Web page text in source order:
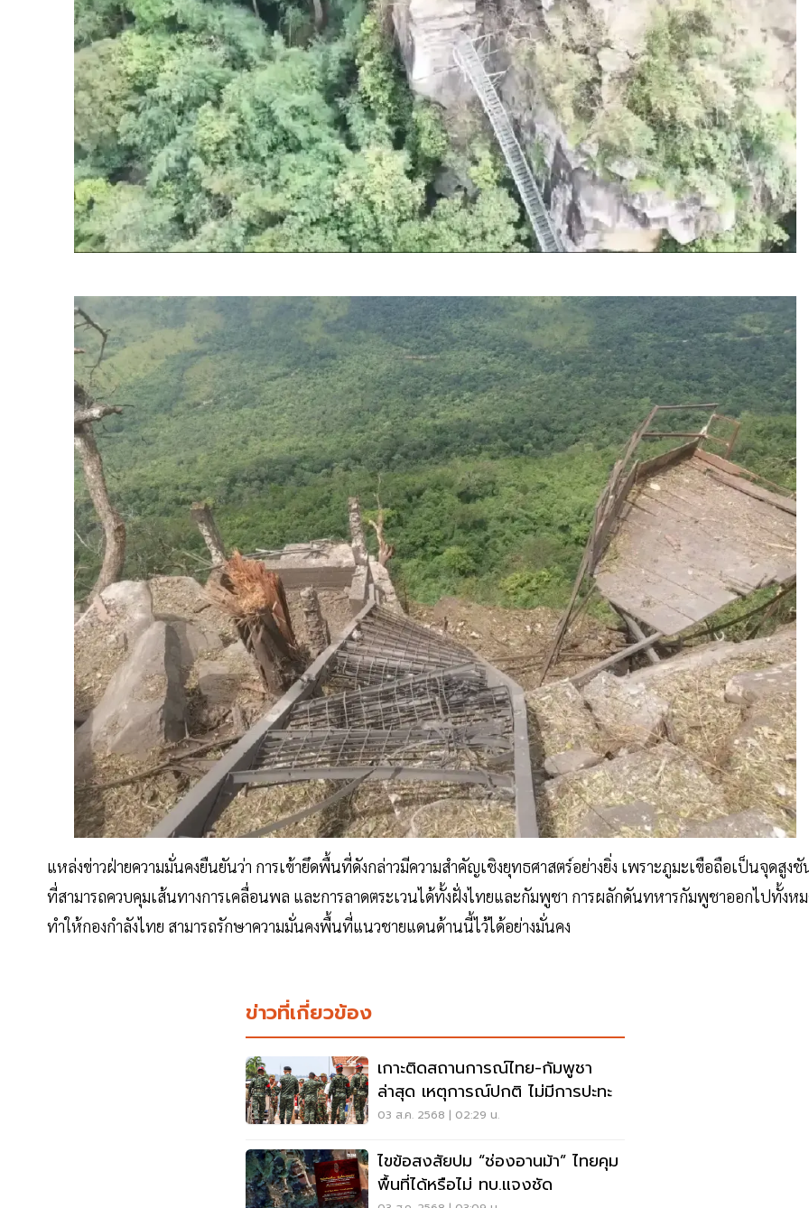
แหล่งข่าวฝ่ายความมั่นคงยืนยันว่า การเข้ายึดพื้นที่ดังกล่าวมีความสำคัญเชิงยุทธศาสตร์อย่างยิ่ง เพราะภูมะเขือถือเป็นจุดสูงชั
ที่สามารถควบคุมเส้นทางการเคลื่อนพล และการลาดตระเวนได้ทั้งฝั่งไทยและกัมพูชา การผลักดันทหารกัมพูชาออกไปทั้งห
ทำให้กองกำลังไทย สามารถรักษาความมั่นคงพื้นที่แนวชายแดนด้านนี้ไว้ได้อย่างมั่นคง
ข่าวที่เกี่ยวข้อง
เกาะติดสถานการณ์ไทย-กัมพูชา
ล่าสุด เหตุการณ์ปกติ ไม่มีการปะทะ
03 ส.ค. 2568 | 02:29 น.
ไขข้อสงสัยปม “ช่องอานม้า” ไทยคุม
พื้นที่ได้หรือไม่ ทบ.แจงชัด